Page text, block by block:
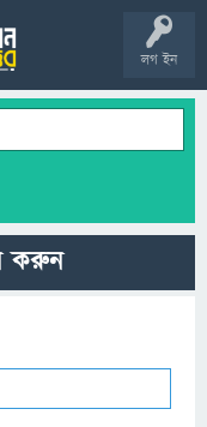
লগ ইন
করুন